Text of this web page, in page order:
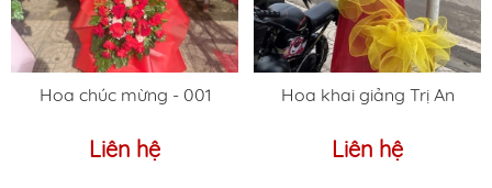
Hoa chúc mừng - 001
Liên hệ
Hoa khai giảng Trị An
Liên hệ